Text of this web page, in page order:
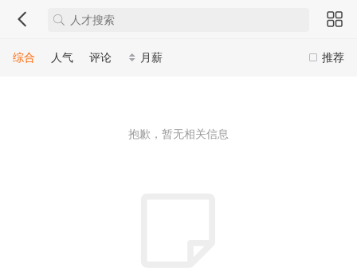
推荐
综合 人气 评论 月薪
抱歉，暂无相关信息